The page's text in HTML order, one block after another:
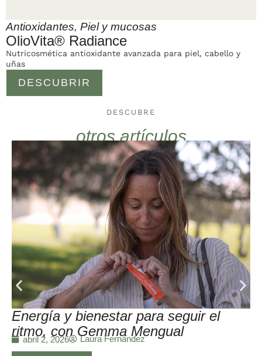
Antioxidantes, Piel y mucosas
OlioVita® Radiance
DESCUBRIR
Nutricosmética antioxidante avanzada para piel, cabello y
uñas
DESCUBRE
otros artículos
Energía y bienestar para seguir el
ritmo, con Gemma Mengual
abril 2, 2026 Laura Fernández